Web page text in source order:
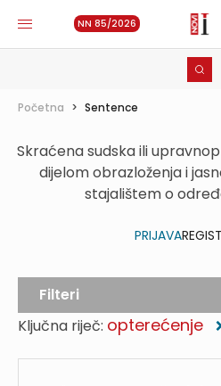
NN 85/2026
Početna > Sentence
Skraćena sudska ili
dijelom obrazloženja i
stajalištem o
PRIJAVA
Ključna riječ: opterećenje
Filteri